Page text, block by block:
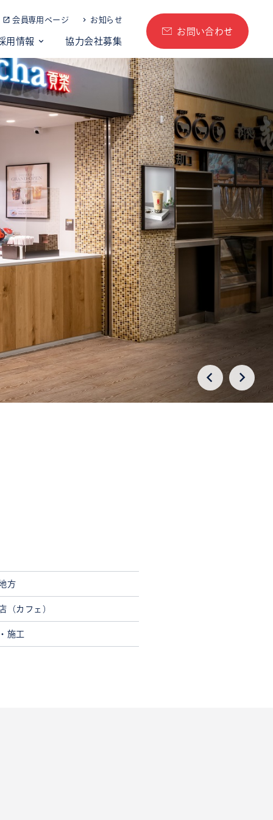
会員専用ページ お知らせ
用情報 協力会社募集
お問い合わせ
方
（カフェ）
施工